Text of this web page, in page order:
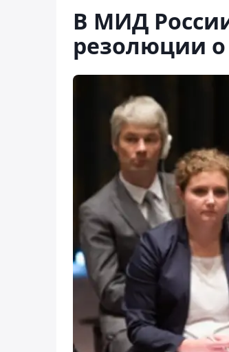
В МИД
резолюции о